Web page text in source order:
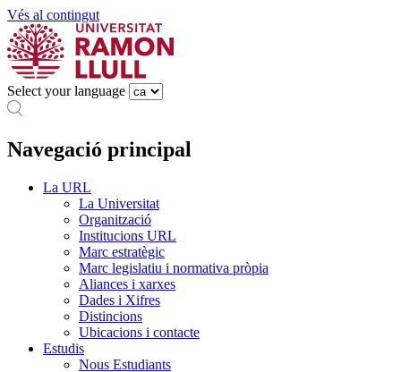
Vés al contingut
Select your language
Navegació principal
La URL
La Universitat
Organització
Institucions URL
Marc estratègic
Marc legislatiu i normativa pròpia
Aliances i xarxes
Dades i Xifres
Distincions
Ubicacions i contacte
Estudis
Nous Estudiants